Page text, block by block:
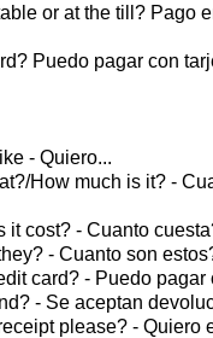
or at the till? Pago
Puedo pagar con
- Quiero...
How much is it? -
it cost? - Cuanto
- Cuanto son
card? - Puedo pagar
- Se aceptan
please? - Quiero